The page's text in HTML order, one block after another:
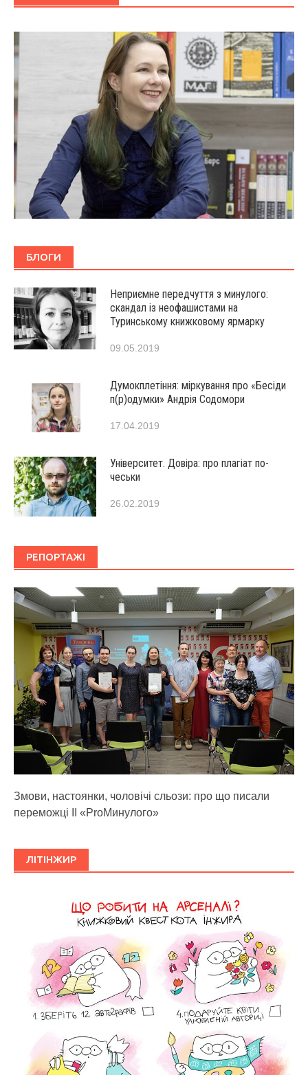
БЛОГИ
Неприємне передчуття з минулого:
скандал із неофашистами на
Туринському книжковому ярмарку
09.05.2019
Думокплетіння: міркування про «Бесіди
п(р)одумки» Андрія Содомори
17.04.2019
Університет. Довіра: про плагіат по-
чеськи
26.02.2019
РЕПОРТАЖІ
Змови, настоянки, чоловічі сльози: про що писали
переможці ІІ «ProМинулого»
ЛІТІНЖИР